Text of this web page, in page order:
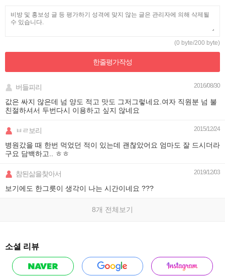
(0 byte/200 byte)
한줄평가작성
버들피리 2016/08/30
값은 싸지 않은데 넘 양도 적고 맛도 그저그렇네요.여자 직원분 넘 불
친절하셔서 두번다시 이용하고 싶지 않네요
ㅂㄹ보리 2015/12/24
병원갔을 때 한번 먹었던 적이 있는데 괜찮았어요 엄마도 잘 드시더라
구요 담백하고.. ㅎㅎ
참된삶을찾아서 2019/12/03
보기에도 한그릇이 생각이 나는 시간이네요 ???
8개 전체보기
소셜 리뷰